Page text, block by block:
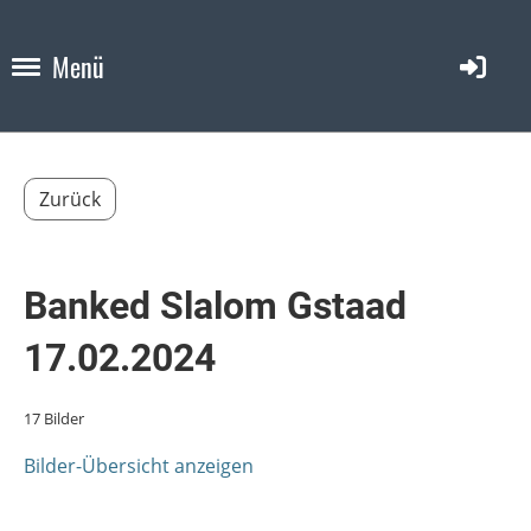
Menü
Zurück
Banked Slalom Gstaad
17.02.2024
17 Bilder
Bilder-Übersicht anzeigen